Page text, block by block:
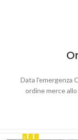
Data l'emergenza
ordine merce